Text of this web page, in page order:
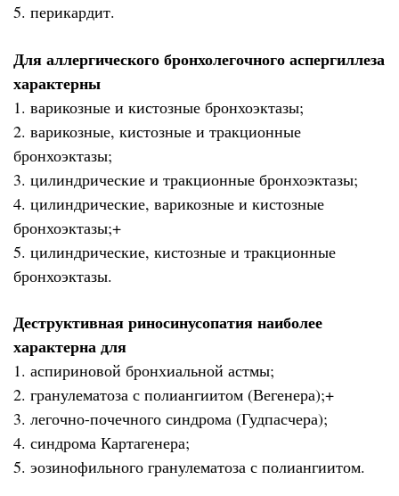
5. перикардит.
Для аллергического бронхолегочного аспергиллеза
характерны
1. варикозные и кистозные бронхоэктазы;
2. варикозные, кистозные и тракционные
бронхоэктазы;
3. цилиндрические и тракционные бронхоэктазы;
4. цилиндрические, варикозные и кистозные
бронхоэктазы;+
5. цилиндрические, кистозные и тракционные
бронхоэктазы.
Деструктивная риносинусопатия наиболее
характерна для
1. аспириновой бронхиальной астмы;
2. гранулематоза с полиангиитом (Вегенера);+
3. легочно-почечного синдрома (Гудпасчера);
4. синдрома Картагенера;
5. эозинофильного гранулематоза с полиангиитом.